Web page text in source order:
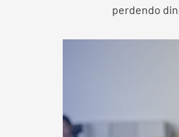
perdendo